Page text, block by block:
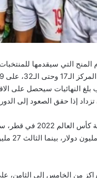
المنح التي سيقدمها
النهائيات سيحصل على
إذا حقق الصعود إلى